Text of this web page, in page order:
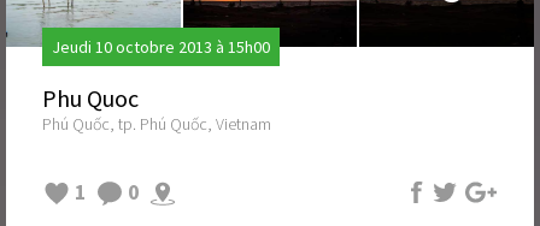
Jeudi 10 octobre 2013 à 15h00
Phu Quoc
Phú Quốc, tp. Phú Quốc, Vietnam
1 0